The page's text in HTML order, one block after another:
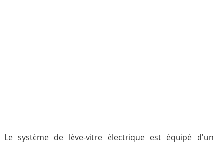
Le système de lève-vitre électrique est équipé d'un